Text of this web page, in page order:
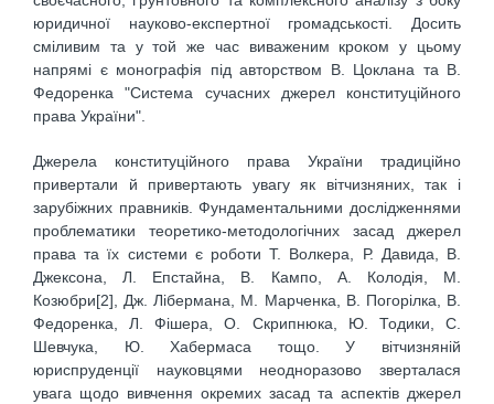
юридичної науково-експертної громадськості. Досить
сміливим та у той же час виваженим кроком у цьому
напрямі є монографія під авторством В. Цоклана та В.
Федоренка "Система сучасних джерел конституційного
права України".
Джерела конституційного права України традиційно
привертали й привертають увагу як вітчизняних, так і
зарубіжних правників. Фундаментальними дослідженнями
проблематики теоретико-методологічних засад джерел
права та їх системи є роботи Т. Волкера, Р. Давида, В.
Джексона, Л. Епстайна, В. Кампо, А. Колодія, М.
Козюбри[2], Дж. Лібермана, М. Марченка, В. Погорілка, В.
Федоренка, Л. Фішера, О. Скрипнюка, Ю. Тодики, С.
Шевчука, Ю. Хабермаса тощо. У вітчизняній
юриспруденції науковцями неодноразово зверталася
увага щодо вивчення окремих засад та аспектів джерел